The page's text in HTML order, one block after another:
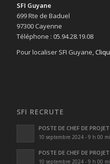
SFI Guyane
699 Rte de Baduel
97300 Cayenne
Téléphone : 05.94.28.19.08
Pour localiser SFI Guyane,
SFI RECRUTE
POSTE DE CHEF DE
10 septembre 2024 - 9 h 00
POSTE DE CHEF DE
10 septembre 2024 - 9 h 00